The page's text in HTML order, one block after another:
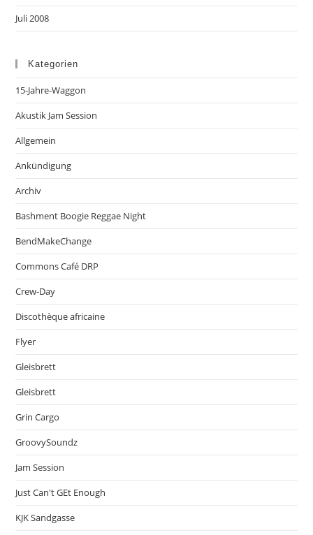
Juli 2008
Kategorien
15-Jahre-Waggon
Akustik Jam Session
Allgemein
Ankündigung
Archiv
Bashment Boogie Reggae Night
BendMakeChange
Commons Café DRP
Crew-Day
Discothèque africaine
Flyer
Gleisbrett
Gleisbrett
Grin Cargo
GroovySoundz
Jam Session
Just Can't GEt Enough
KJK Sandgasse